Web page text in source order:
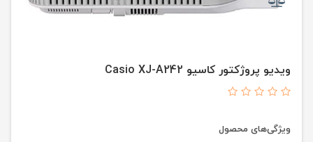
ویدیو پروژکتور کاسیو Casio XJ-A242
ویژگی‌های محصول